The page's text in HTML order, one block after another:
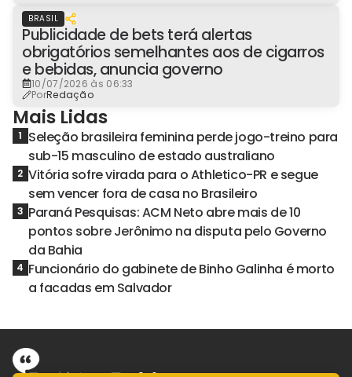
BRASIL
Publicidade de bets terá alertas
obrigatórios semelhantes aos de cigarros
e bebidas, anuncia governo
10/07/2026 às 06:33
PorRedação
Mais Lidas
1 Seleção brasileira feminina perde jogo-treino para
sub-15 masculino de estado australiano
2 Vitória sofre virada para o Athletico-PR e segue
sem vencer fora de casa no Brasileiro
3 Paraná Pesquisas: ACM Neto abre mais de 10
pontos sobre Jerônimo na disputa pelo Governo
da Bahia
4 Funcionário do gabinete de Binho Galinha é morto
a facadas em Salvador